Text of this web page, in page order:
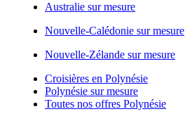
Australie sur mesure
Nouvelle-Calédonie sur mesure
Nouvelle-Zélande sur mesure
Croisières en Polynésie
Polynésie sur mesure
Toutes nos offres Polynésie